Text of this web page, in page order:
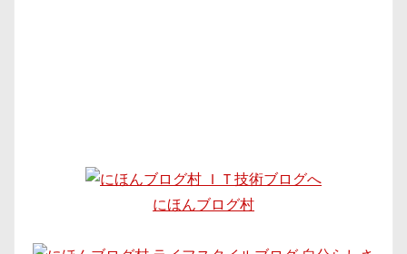
にほんブログ村